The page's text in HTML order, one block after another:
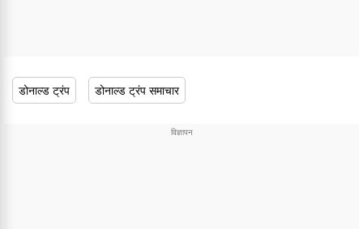
डोनाल्ड ट्रंप डोनाल्ड ट्रंप समाचार